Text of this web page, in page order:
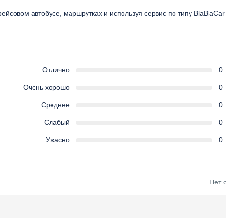
автобусе, маршрутках и используя сервис по типу BlaBlaCar
Отлично 0
Очень хорошо 0
Среднее 0
Слабый 0
Ужасно 0
Нет